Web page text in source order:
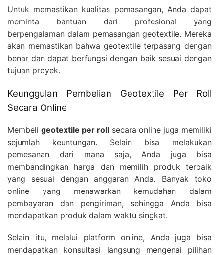
Untuk memastikan kualitas pemasangan, Anda dapat
meminta bantuan dari profesional yang
berpengalaman dalam pemasangan geotextile. Mereka
akan memastikan bahwa geotextile terpasang dengan
benar dan dapat berfungsi dengan baik sesuai dengan
tujuan proyek.
Keunggulan Pembelian Geotextile Per Roll
Secara Online
Membeligeotextile per roll secara online juga memiliki
sejumlah keuntungan. Selain bisa melakukan
pemesanan dari mana saja, Anda juga bisa
membandingkan harga dan memilih produk terbaik
yang sesuai dengan anggaran Anda. Banyak toko
online yang menawarkan kemudahan dalam
pembayaran dan pengiriman, sehingga Anda bisa
mendapatkan produk dalam waktu singkat.
Selain itu, melalui platform online, Anda juga bisa
mendapatkan konsultasi langsung mengenai pilihan